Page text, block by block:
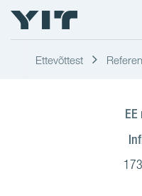
Ettevõttest